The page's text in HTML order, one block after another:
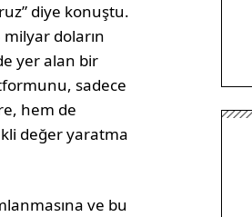
diye konuştu.
milyar doların
yer alan bir
sadece
hem de
değer yaratma
ve bu